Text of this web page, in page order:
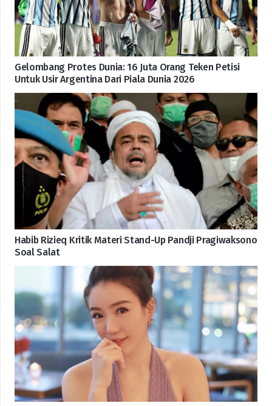
Gelombang Protes Dunia: 16 Juta Orang Teken Petisi
Untuk Usir Argentina Dari Piala Dunia 2026
Habib Rizieq Kritik Materi Stand-Up Pandji Pragiwaksono
Soal Salat